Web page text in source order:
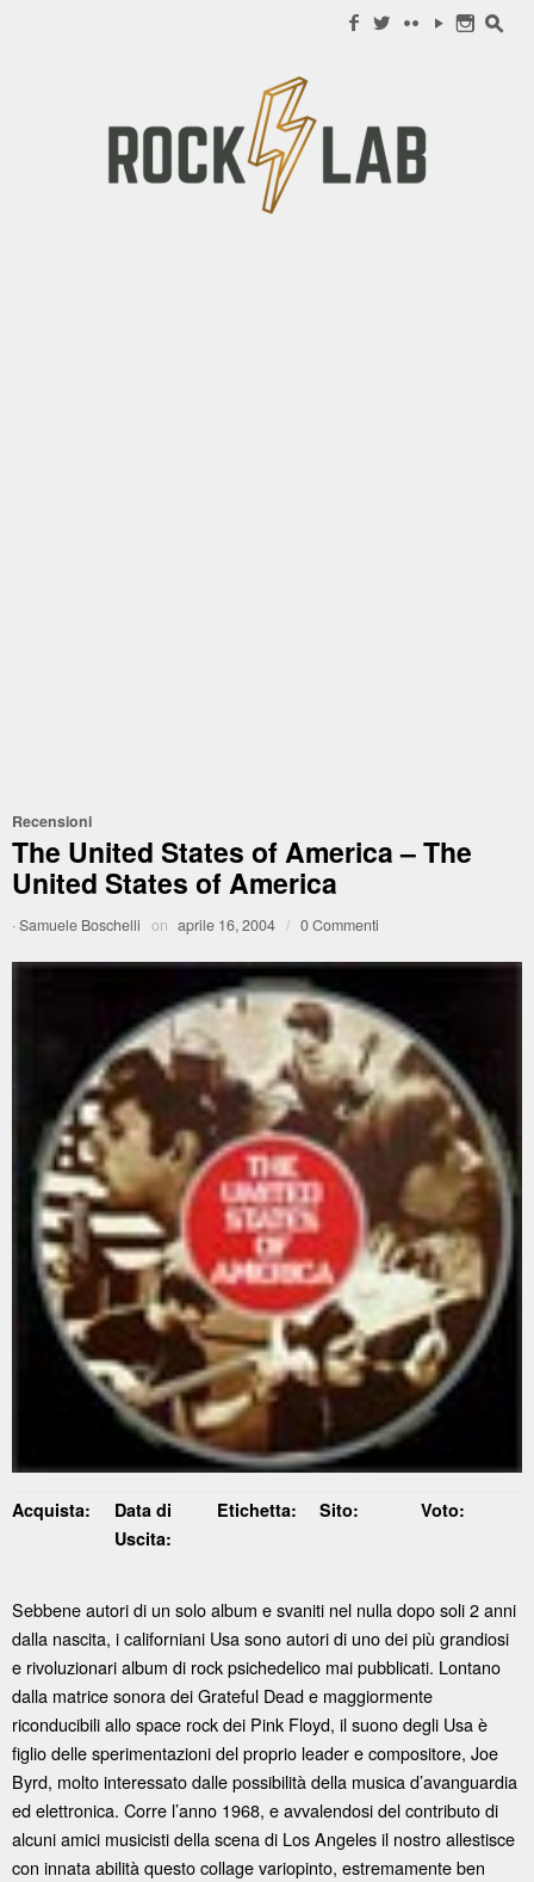
f w c y n s
Recensioni
The United States of America – The
United States of America
·Samuele Boschelli on aprile 16, 2004 / 0 Commenti
Acquista:
Data di
Uscita:
Etichetta: Sito: Voto:
Sebbene autori di un solo album e svaniti nel nulla dopo soli 2 anni
dalla nascita, i californiani Usa sono autori di uno dei più grandiosi
e rivoluzionari album di rock psichedelico mai pubblicati. Lontano
dalla matrice sonora dei Grateful Dead e maggiormente
riconducibili allo space rock dei Pink Floyd, il suono degli Usa è
figlio delle sperimentazioni del proprio leader e compositore, Joe
Byrd, molto interessato dalle possibilità della musica d’avanguardia
ed elettronica. Corre l’anno 1968, e avvalendosi del contributo di
alcuni amici musicisti della scena di Los Angeles il nostro allestisce
con innata abilità questo collage variopinto, estremamente ben